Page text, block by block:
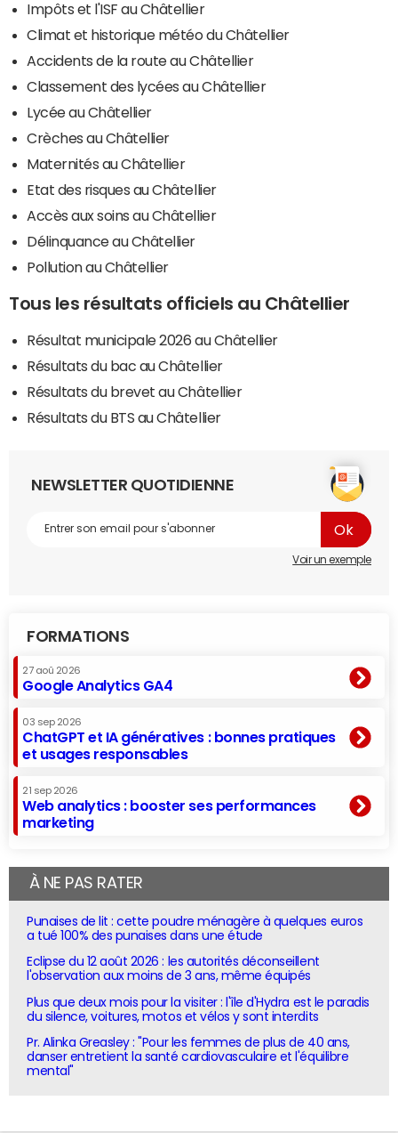
Impôts et l'ISF au Châtellier
Climat et historique météo du Châtellier
Accidents de la route au Châtellier
Classement des lycées au Châtellier
Lycée au Châtellier
Crèches au Châtellier
Maternités au Châtellier
Etat des risques au Châtellier
Accès aux soins au Châtellier
Délinquance au Châtellier
Pollution au Châtellier
Tous les résultats officiels au Châtellier
Résultat municipale 2026 au Châtellier
Résultats du bac au Châtellier
Résultats du brevet au Châtellier
Résultats du BTS au Châtellier
NEWSLETTER QUOTIDIENNE
Voir un exemple
FORMATIONS
27 aoû 2026
Google Analytics GA4
03 sep 2026
ChatGPT et IA génératives : bonnes pratiques
et usages responsables
21 sep 2026
Web analytics : booster ses performances
marketing
À NE PAS RATER
Punaises de lit : cette poudre ménagère à quelques euros
a tué 100% des punaises dans une étude
Eclipse du 12 août 2026 : les autorités déconseillent
l'observation aux moins de 3 ans, même équipés
Plus que deux mois pour la visiter : l'île d'Hydra est le paradis
du silence, voitures, motos et vélos y sont interdits
Pr. Alinka Greasley : "Pour les femmes de plus de 40 ans,
danser entretient la santé cardiovasculaire et l'équilibre
mental"